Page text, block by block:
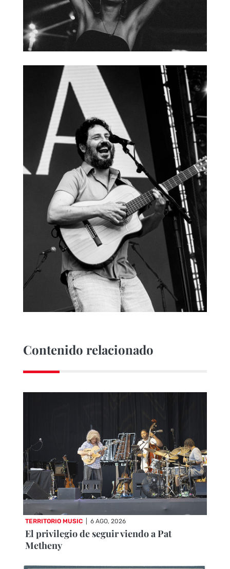
Contenido relacionado
TERRITORIO MUSIC 6 AGO, 2026
El privilegio de seguir viendo a Pat
Metheny